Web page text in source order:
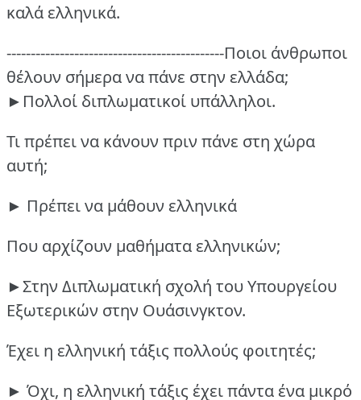
καλά ελληνικά.
---------------------------------------------Ποιοι άνθρωποι
θέλουν σήμερα να πάνε στην ελλάδα;
►Πολλοί διπλωματικοί υπάλληλοι.
Τι πρέπει να κάνουν πριν πάνε στη χώρα
αυτή;
► Πρέπει να μάθουν ελληνικά
Που αρχίζουν μαθήματα ελληνικών;
►Στην Διπλωματική σχολή του Υπουργείου
Εξωτερικών στην Ουάσινγκτον.
Έχει η ελληνική τάξις πολλούς φοιτητές;
► Όχι, η ελληνική τάξις έχει πάντα ένα μικρό